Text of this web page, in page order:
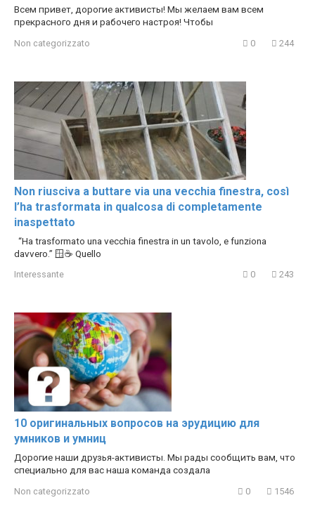
Всем привет, дорогие активисты! Мы желаем вам всем
прекрасного дня и рабочего настроя! Чтобы
Non categorizzato 0 244
Non riusciva a buttare via una vecchia finestra, così
l’ha trasformata in qualcosa di completamente
inaspettato
“Ha trasformato una vecchia finestra in un tavolo, e funziona
davvero.” 🪟☕ Quello
Interessante 0 243
10 оригинальных вопросов на эрудицию для
умников и умниц
Дорогие наши друзья-активисты. Мы рады сообщить вам, что
специально для вас наша команда создала
Non categorizzato 0 1546